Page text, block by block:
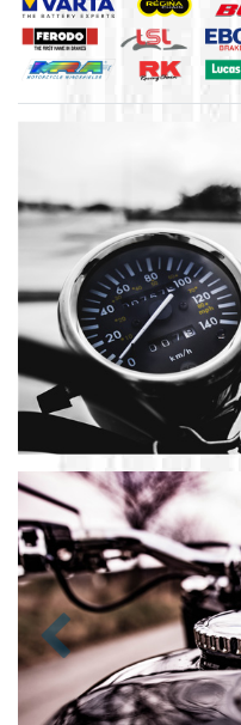
Zurück